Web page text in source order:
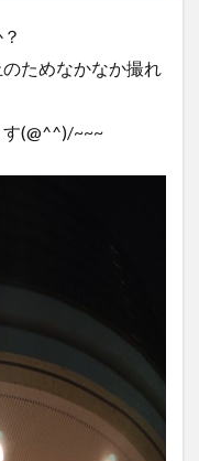
ためなかなか撮れ
(@^^)/~~~